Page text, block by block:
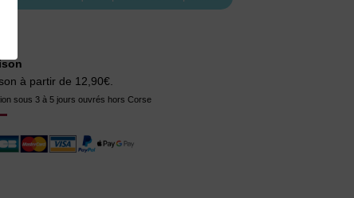
à partir de 12,90€.
sous 3 à 5 jours ouvrés hors Corse